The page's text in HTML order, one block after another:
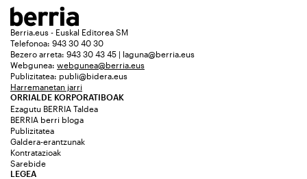
Berria.eus - Euskal Editorea SM
Telefonoa: 943 30 40 30
Bezero arreta: 943 30 43 45 | laguna@berria.eus
Webgunea: webgunea@berria.eus
Publizitatea: publi@bidera.eus
Harremanetan jarri
ORRIALDE KORPORATIBOAK
Ezagutu BERRIA Taldea
BERRIA berri bloga
Publizitatea
Galdera-erantzunak
Kontratazioak
Sarebide
LEGEA